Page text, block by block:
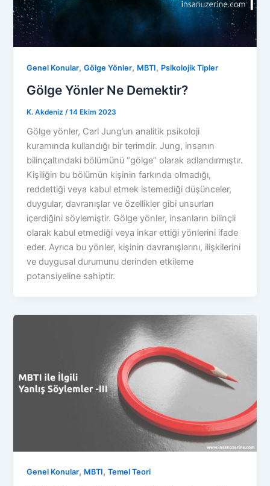
Genel Konular,Gölge Yönler, MBTI, Psikolojik Tipler
Gölge Yönler Ne Demektir?
K. Akdeniz /14 Ekim 2023
Gölge yönler, Carl Jung’un analitik psikoloji
kuramında kullandığı bir terimdir. Jung, insanın
bilinçaltındaki bölümünü “gölge” olarak adlandırmıştır.
Kişiliğin bu bölümün kişinin farkında olmadığı,
reddettiği veya kabul etmek istemediği düşünceler,
duygular, davranışlar ve özellikler gibi unsurları
içerdiğini söylemiştir. Gölge yönler, insanların bilinçli
olarak kabul etmediği veya inkar ettiği yönlerini ifade
eder. Ayrıca bu yönler, kişinin davranışlarını, ilişkilerini
ve duygusal durumunu derinden etkileme
potansiyeline sahiptir.
Genel Konular, MBTI,Temel Teori